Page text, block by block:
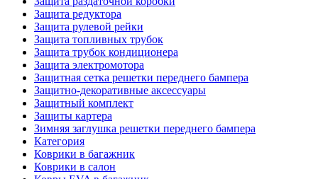
Защита редуктора
Защита рулевой рейки
Защита топливных трубок
Защита трубок кондиционера
Защита электромотора
Защитная сетка решетки переднего бампера
Защитно-декоративные аксессуары
Защитный комплект
Защиты картера
Зимняя заглушка решетки переднего бампера
Категория
Коврики в багажник
Коврики в салон